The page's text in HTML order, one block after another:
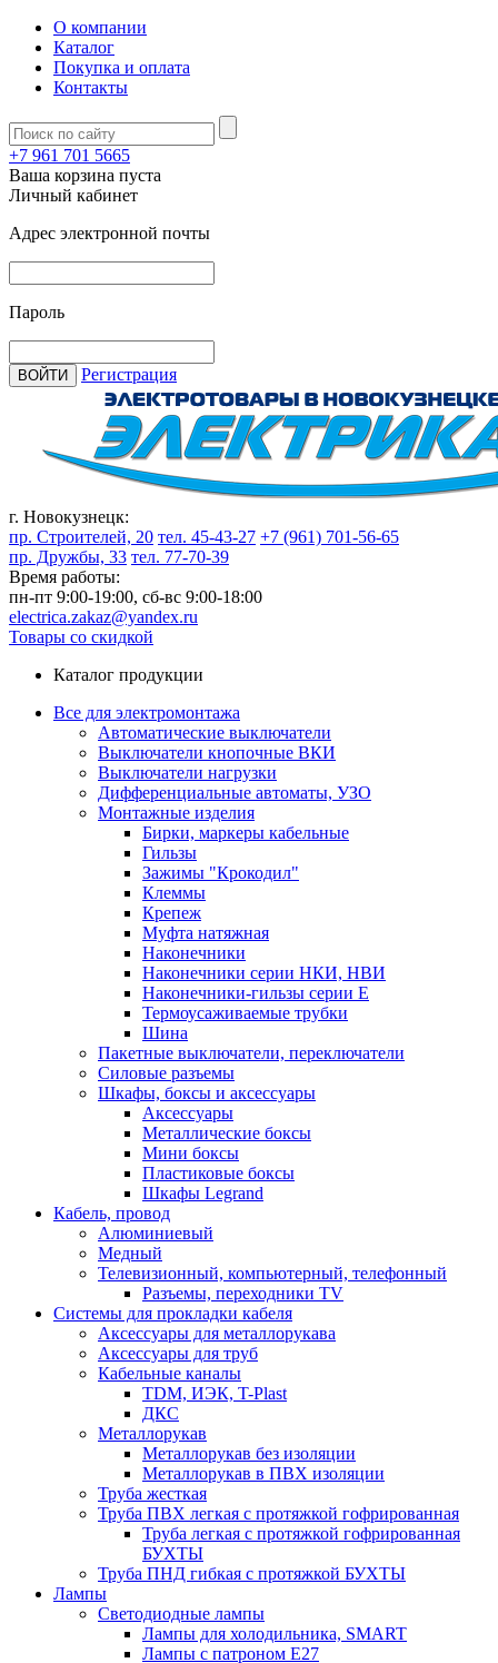
О компании
Каталог
Покупка и оплата
Контакты
+7 961 701 5665
Ваша корзина пуста
Личный кабинет
Адрес электронной почты
Пароль
ВОЙТИ Регистрация
г. Новокузнецк:
пр. Строителей, 20 тел. 45-43-27 +7 (961) 701-56-65
пр. Дружбы, 33 тел. 77-70-39
Время работы:
пн-пт 9:00-19:00, сб-вс 9:00-18:00
electrica.zakaz@yandex.ru
Товары со скидкой
Каталог продукции
Все для электромонтажа
Автоматические выключатели
Выключатели кнопочные ВКИ
Выключатели нагрузки
Дифференциальные автоматы, УЗО
Монтажные изделия
Бирки, маркеры кабельные
Гильзы
Зажимы "Крокодил"
Клеммы
Крепеж
Муфта натяжная
Наконечники
Наконечники серии НКИ, НВИ
Наконечники-гильзы серии Е
Термоусаживаемые трубки
Шина
Пакетные выключатели, переключатели
Силовые разъемы
Шкафы, боксы и аксессуары
Аксессуары
Металлические боксы
Мини боксы
Пластиковые боксы
Шкафы Legrand
Кабель, провод
Алюминиевый
Медный
Телевизионный, компьютерный, телефонный
Разъемы, переходники TV
Системы для прокладки кабеля
Аксессуары для металлорукава
Аксессуары для труб
Кабельные каналы
TDM, ИЭК, T-Plast
ДКС
Металлорукав
Металлорукав без изоляции
Металлорукав в ПВХ изоляции
Труба жесткая
Труба ПВХ легкая с протяжкой гофрированная
Труба легкая с протяжкой гофрированная
БУХТЫ
Труба ПНД гибкая с протяжкой БУХТЫ
Лампы
Светодиодные лампы
Лампы для холодильника, SMART
Лампы с патроном E27